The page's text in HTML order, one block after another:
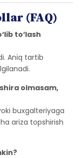
(FAQ)
to‘lash
Aniq tartib
olmasam,
buxgalteriyaga
ariza topshirish